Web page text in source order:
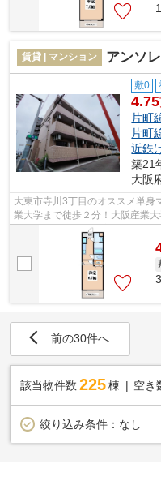
賃貸 | マンション アンソ
敷0
4.75
片町
片町
近鉄
築21
大阪
大東市寺川3丁目のオススメ単身マ
業大学まで徒歩２分！大阪産業
メマンションです！家賃も４万円
前の30件へ
該当物件数 225棟 空き
絞り込み条件： なし